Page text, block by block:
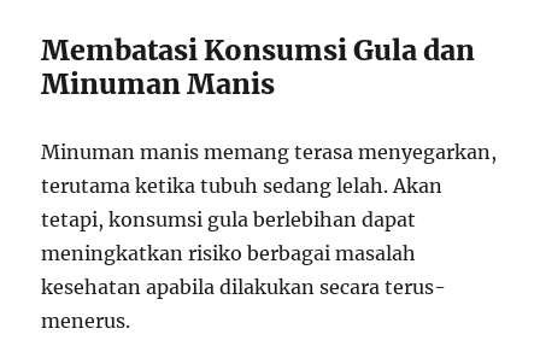
Membatasi Konsumsi Gula dan
Minuman Manis
Minuman manis memang terasa menyegarkan,
terutama ketika tubuh sedang lelah. Akan
tetapi, konsumsi gula berlebihan dapat
meningkatkan risiko berbagai masalah
kesehatan apabila dilakukan secara terus-
menerus.